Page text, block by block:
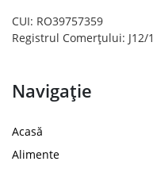
CUI: RO39757359
Registrul Comerțului: J12/
Navigație
Acasă
Alimente